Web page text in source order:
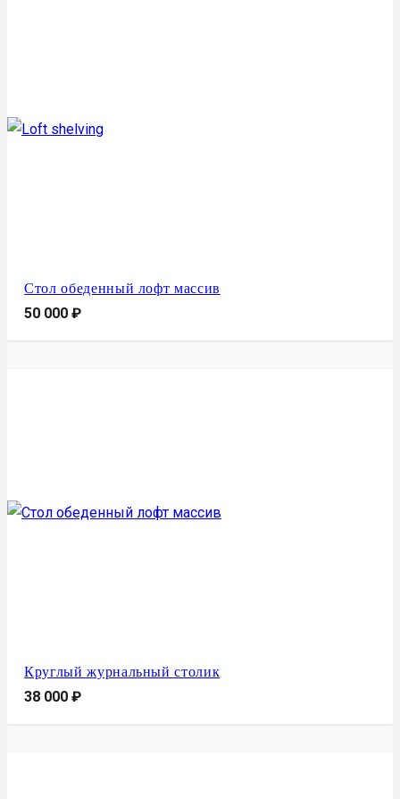
Стол обеденный лофт массив
50 000₽
Круглый журнальный столик
38 000₽